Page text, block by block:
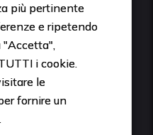
più pertinente
e ripetendo
"Accetta",
i cookie.
le
fornire un